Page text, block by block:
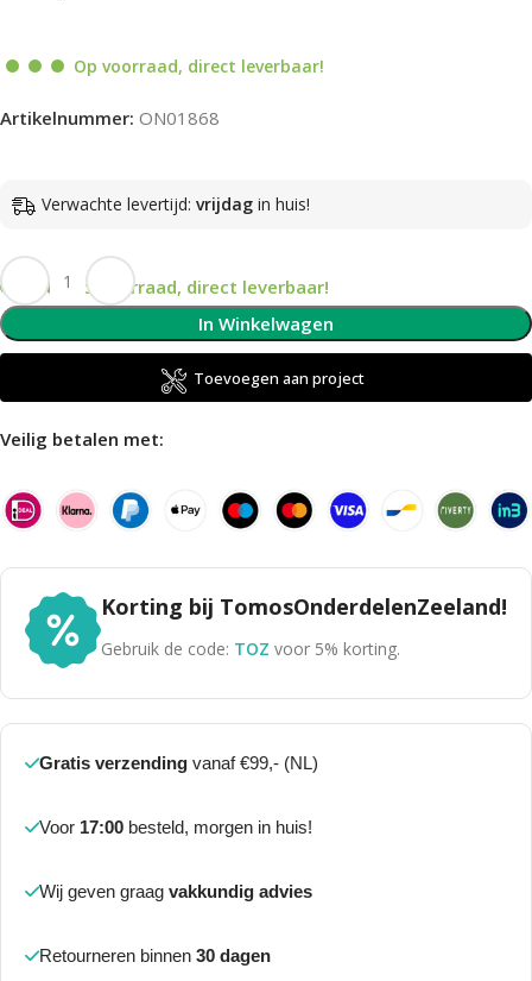
Op voorraad, direct leverbaar!
Artikelnummer: ON01868
Verwachte levertijd: vrijdag in huis!
Op voorraad, direct leverbaar!
In Winkelwagen
Toevoegen aan project
Veilig betalen met:
Korting bij TomosOnderdelenZeeland!
Gebruik de code: TOZ voor 5% korting.
Gratis verzending vanaf €99,- (NL)
Voor 17:00 besteld, morgen in huis!
Wij geven graag vakkundig advies
Retourneren binnen 30 dagen